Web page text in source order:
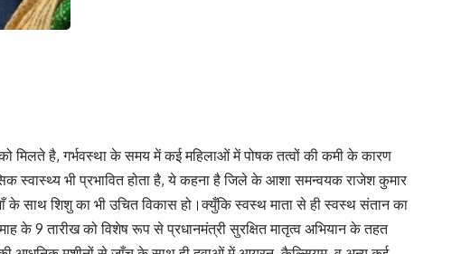
मिलते है, गर्भवस्था के समय में कई महिलाओं में पोषक तत्वों की कमी के कारण
स्वास्थ्य भी प्रभावित होता है, ये कहना है जिले के आशा समन्वयक राजेश कुमार
के साथ शिशु का भी उचित विकास हो।क्युँकि स्वस्थ माता से ही स्वस्थ संतान का
के 9 तारीख को विशेष रूप से प्रधानमंत्री सुरक्षित मातृत्व अभियान के तहत